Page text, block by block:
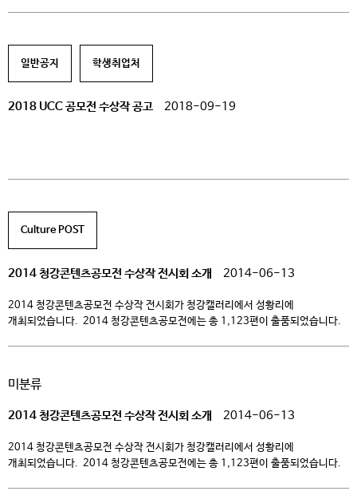
일반공지 학생취업처
2018 UCC 공모전 수상작 공고 2018-09-19
Culture POST
2014 청강콘텐츠공모전 수상작 전시회 소개 2014-06-13
2014 청강콘텐츠공모전 수상작 전시회가 청강캘러리에서 성황리에
개최되었습니다. ​ 2014 청강콘텐​츠공모전에는 총 1,123편이 출품되었습니다.
금상 5편, 은상 5편, 동상 10편, 특선 221편, 입선 249편 그리고 13분의
미분류
2014 청강콘텐츠공모전 수상작 전시회 소개 2014-06-13
2014 청강콘텐츠공모전 수상작 전시회가 청강캘러리에서 성황리에
개최되었습니다. ​ 2014 청강콘텐​츠공모전에는 총 1,123편이 출품되었습니다.